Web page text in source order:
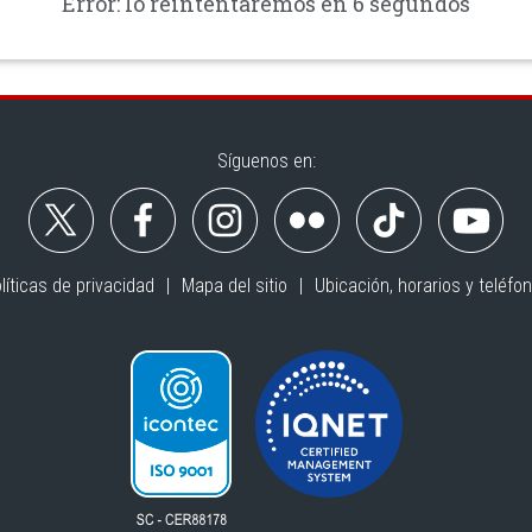
Síguenos en:
de privacidad Mapa del sitio Ubicación, horarios y